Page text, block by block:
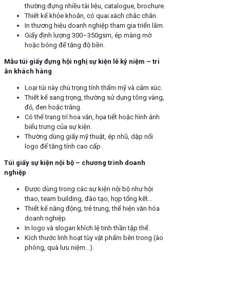
thường đựng nhiều tài liệu, catalogue, brochure.
Thiết kế khỏe khoắn, có quai xách chắc chắn.
In thương hiệu doanh nghiệp tham gia triển lãm.
Giấy định lượng 300–350gsm, ép màng mờ
hoặc bóng để tăng độ bền.
Mẫu túi giấy đựng hội nghị sự kiện lễ kỷ niệm – tri
ân khách hàng
Loại túi này chú trọng tính thẩm mỹ và cảm xúc.
Thiết kế sang trọng, thường sử dụng tông vàng,
đỏ, đen hoặc trắng.
Có thể trang trí hoa văn, họa tiết hoặc hình ảnh
biểu trưng của sự kiện.
Thường dùng giấy mỹ thuật, ép nhũ, dập nổi
logo để tăng tính cao cấp.
Túi giấy sự kiện nội bộ – chương trình doanh
nghiệp
Được dùng trong các sự kiện nội bộ như hội
thao, team building, đào tạo, họp tổng kết…
Thiết kế năng động, trẻ trung, thể hiện văn hóa
doanh nghiệp.
In logo và slogan khích lệ tinh thần tập thể.
Kích thước linh hoạt tùy vật phẩm bên trong (áo
phông, quà lưu niệm…).